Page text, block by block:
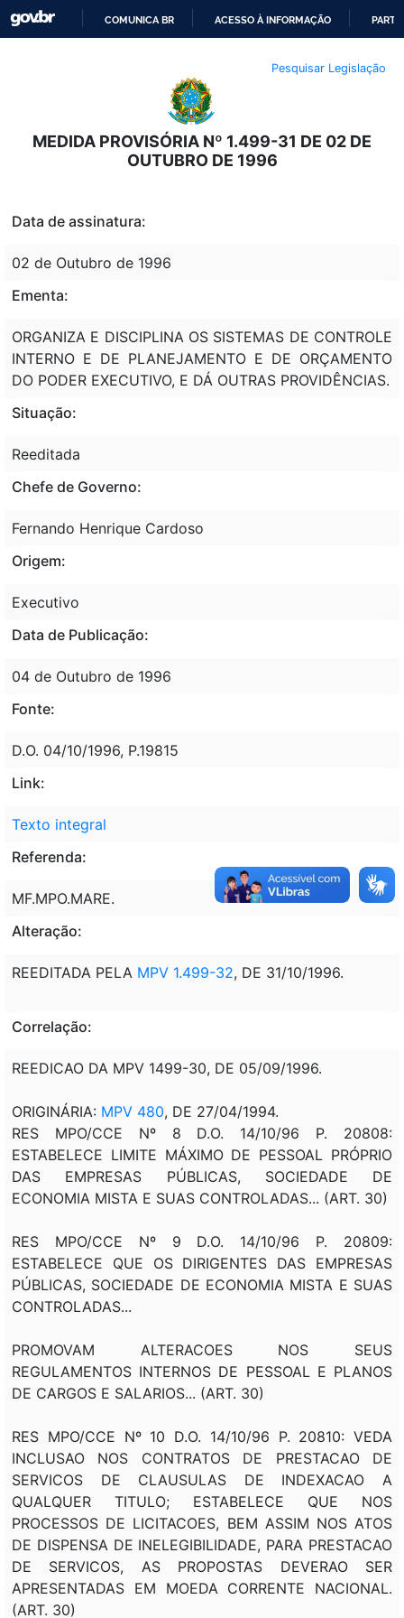
O
CONTEÚDO
COMUNICA BR ACESSO À INFORMAÇÃO
Pesquisar Legislação
MEDIDA PROVISÓRIA Nº 1.499-31 DE 02 DE
OUTUBRO DE 1996
Data de assinatura:
02 de Outubro de 1996
Ementa:
ORGANIZA E DISCIPLINA OS SISTEMAS DE CONTROLE
INTERNO E DE PLANEJAMENTO E DE ORÇAMENTO
DO PODER EXECUTIVO, E DÁ OUTRAS PROVIDÊNCIAS.
Situação:
Reeditada
Chefe de Governo:
Fernando Henrique Cardoso
Origem:
Executivo
Data de Publicação:
04 de Outubro de 1996
Fonte:
D.O. 04/10/1996, P.19815
Link:
Texto integral
Referenda:
MF.MPO.MARE.
Alteração:
REEDITADA PELA MPV 1.499-32, DE 31/10/1996.
Correlação:
REEDICAO DA MPV 1499-30, DE 05/09/1996.
ORIGINÁRIA: MPV 480, DE 27/04/1994.
RES MPO/CCE Nº 8 D.O. 14/10/96 P. 20808:
ESTABELECE LIMITE MÁXIMO DE PESSOAL PRÓPRIO
DAS EMPRESAS PÚBLICAS, SOCIEDADE DE
ECONOMIA MISTA E SUAS CONTROLADAS... (ART. 30)
RES MPO/CCE Nº 9 D.O. 14/10/96 P. 20809:
ESTABELECE QUE OS DIRIGENTES DAS EMPRESAS
PÚBLICAS, SOCIEDADE DE ECONOMIA MISTA E SUAS
CONTROLADAS...
PROMOVAM ALTERACOES NOS SEUS
REGULAMENTOS INTERNOS DE PESSOAL E PLANOS
DE CARGOS E SALARIOS... (ART. 30)
RES MPO/CCE Nº 10 D.O. 14/10/96 P. 20810: VEDA
INCLUSAO NOS CONTRATOS DE PRESTACAO DE
SERVICOS DE CLAUSULAS DE INDEXACAO A
QUALQUER TITULO; ESTABELECE QUE NOS
PROCESSOS DE LICITACOES, BEM ASSIM NOS ATOS
DE DISPENSA DE INELEGIBILIDADE, PARA PRESTACAO
DE SERVICOS, AS PROPOSTAS DEVERAO SER
APRESENTADAS EM MOEDA CORRENTE NACIONAL.
(ART. 30)